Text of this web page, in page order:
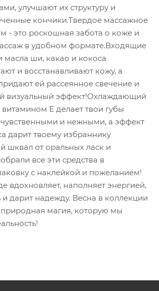
улучшают их структуру и
кончики.Твердое массажное
- это роскошная забота о коже и
в удобном формате.Входящие
масла ши, какао и кокоса
и восстанавливают кожу, а
ей рассеянное свечение и
визуальный эффект!Охлаждающий
витамином Е делает твои губы
чувственными и нежными, а эффект
дарит твоему избраннику
шквал от оральных ласк и
все эти средства в
с наклейкой и пожеланием!
вдохновляет, наполняет энергией,
дарит надежду. Весна в коллекции
природная магия, которую мы